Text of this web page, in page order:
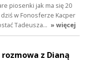
piosenki jak ma się 20
w Fonosferze Kacper
Tadeusza… » więcej
z Dianą